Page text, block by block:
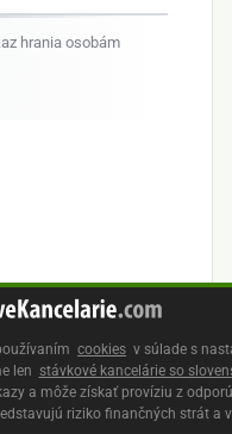
hrania osobám
cookies v súlade s
len stávkové kancelárie so
a môže získať províziu z
riziko finančných strát a